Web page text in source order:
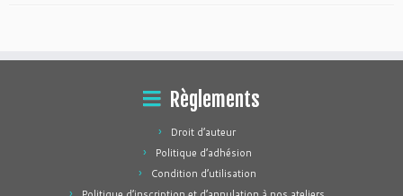
Règlements
Droit d’auteur
Politique d’adhésion
Condition d’utilisation